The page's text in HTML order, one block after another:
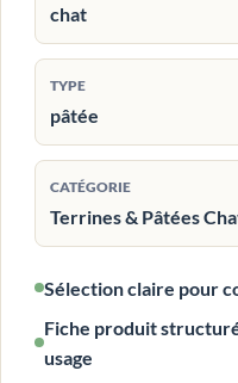
chat
TYPE
pâtée
CATÉGORIE
Terrines & Pâtées
Sélection claire pour
Fiche produit
usage